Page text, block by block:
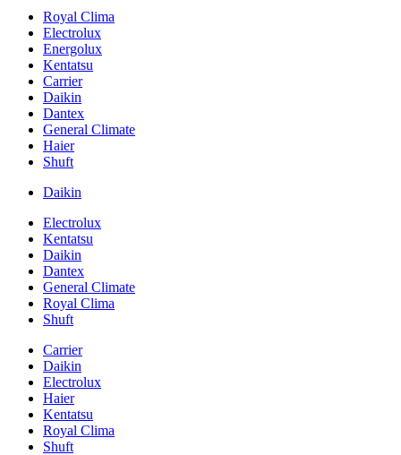
Royal Clima
Electrolux
Energolux
Kentatsu
Carrier
Daikin
Dantex
General Climate
Haier
Shuft
Daikin
Electrolux
Kentatsu
Daikin
Dantex
General Climate
Royal Clima
Shuft
Carrier
Daikin
Electrolux
Haier
Kentatsu
Royal Clima
Shuft